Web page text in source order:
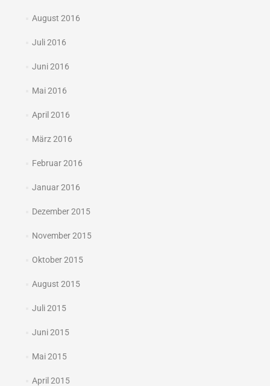
August 2016
Juli 2016
Juni 2016
Mai 2016
April 2016
März 2016
Februar 2016
Januar 2016
Dezember 2015
November 2015
Oktober 2015
August 2015
Juli 2015
Juni 2015
Mai 2015
April 2015